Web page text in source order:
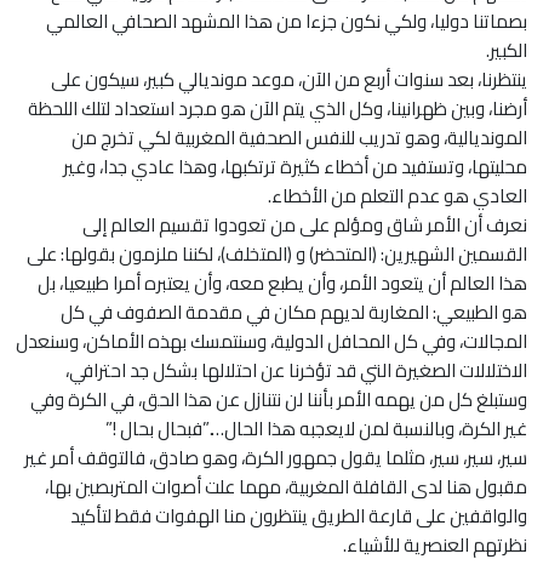
بصماتنا دوليا، ولكي نكون جزءا من هذا المشهد الصحافي العالمي
الكبير.
ينتظرنا، بعد سنوات أربع من الآن، موعد مونديالي كبير، سيكون على
أرضنا، وبين ظهرانينا، وكل الذي يتم الآن هو مجرد استعداد لتلك اللحظة
المونديالية، وهو تدريب للنفس الصحفية المغربية لكي تخرج من
محليتها، وتستفيد من أخطاء كثيرة ترتكبها، وهذا عادي جدا، وغير
العادي هو عدم التعلم من الأخطاء.
نعرف أن الأمر شاق ومؤلم على من تعودوا تقسيم العالم إلى
القسمين الشهيرين: (المتحضر) و (المتخلف)، لكننا ملزمون بقولها: على
هذا العالم أن يتعود الأمر، وأن يطبع معه، وأن يعتبره أمرا طبيعيا، بل
هو الطبيعي: المغاربة لديهم مكان في مقدمة الصفوف في كل
المجالات، وفي كل المحافل الدولية، وسنتمسك بهذه الأماكن، وسنعدل
الاختلالات الصغيرة التي قد تؤخرنا عن احتلالها بشكل جد احترافي،
وستبلغ كل من يهمه الأمر بأننا لن نتنازل عن هذا الحق، في الكرة وفي
غير الكرة، وبالنسبة لمن لايعجبه هذا الحال….”فبحال بحال !”
سير، سير، سير، مثلما يقول جمهور الكرة، وهو صادق، فالتوقف أمر غير
مقبول هنا لدى القافلة المغربية، مهما علت أصوات المتربصين بها،
والواقفين على قارعة الطريق ينتظرون منا الهفوات فقط لتأكيد
نظرتهم العنصرية للأشياء.